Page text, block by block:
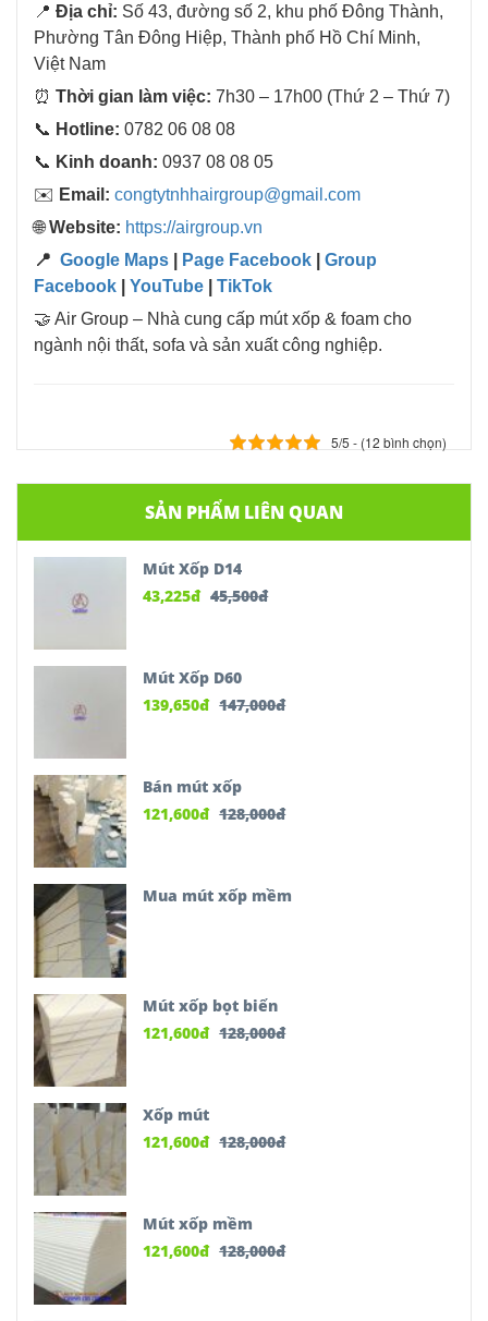
📍 Địa chỉ: Số 43, đường số 2, khu phố Đông Thành,
Phường Tân Đông Hiệp, Thành phố Hồ Chí Minh,
Việt Nam
⏰ Thời gian làm việc: 7h30 – 17h00 (Thứ 2 – Thứ 7)
📞 Hotline: 0782 06 08 08
📞 Kinh doanh: 0937 08 08 05
✉️ Email: congtytnhhairgroup@gmail.com
🌐Website: https://airgroup.vn
📍 Google Maps Page Facebook
Group
Facebook
YouTube
TikTok
🤝 Air Group – Nhà cung cấp mút xốp & foam cho
ngành nội thất, sofa và sản xuất công nghiệp.
5/5 - (12 bình chọn)
SẢN PHẨM LIÊN QUAN
Mút Xốp D14
43,225đ 45,500đ
Mút Xốp D60
139,650đ 147,000đ
Bán mút xốp
121,600đ 128,000đ
Mua mút xốp mềm
Mút xốp bọt biển
121,600đ 128,000đ
Xốp mút
121,600đ 128,000đ
Mút xốp mềm
121,600đ 128,000đ